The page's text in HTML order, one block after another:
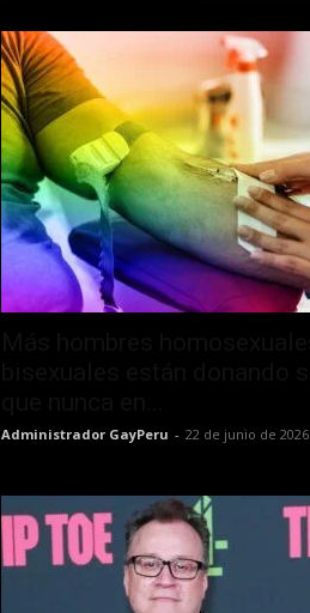
Administrador GayPeru - 22 de junio de 2026